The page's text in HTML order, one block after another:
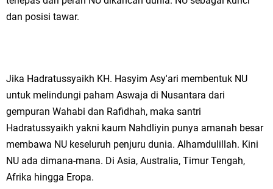
dan posisi tawar.
Jika Hadratussyaikh KH. Hasyim Asy'ari membentuk NU
untuk melindungi paham Aswaja di Nusantara dari
gempuran Wahabi dan Rafidhah, maka santri
Hadratussyaikh yakni kaum Nahdliyin punya amanah besar
membawa NU keseluruh penjuru dunia. Alhamdulillah. Kini
NU ada dimana-mana. Di Asia, Australia, Timur Tengah,
Afrika hingga Eropa.